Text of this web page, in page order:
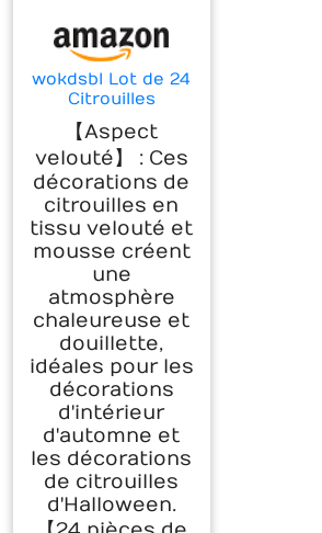
wokdsbl Lot de 24
Citrouilles
Artificielles – Mini
Citrouilles Orange,
Marron et Beige
pour Décoration
de Table,
Halloween,
Automne, Mariage,
Thanksgiving
【Aspect
velouté】 : Ces
décorations de
citrouilles en
tissu velouté et
mousse créent
une
atmosphère
chaleureuse et
douillette,
idéales pour les
décorations
d'intérieur
d'automne et
les décorations
de citrouilles
d'Halloween.